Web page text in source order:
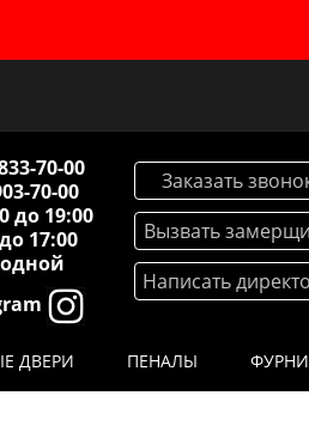
Заказать
Вызвать
Написать
70-00
70-00
до 19:00
17:00
ДВЕРИ ПЕНАЛЫ